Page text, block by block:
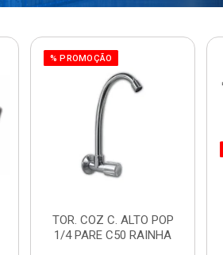
% PROMOÇÃO
TOR. COZ C. ALTO POP
1/4 PARE C50 RAINHA